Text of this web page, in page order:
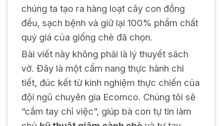
chúng ta tạo ra hàng loạt cây con đồng
đều, sạch bệnh và giữ lại 100% phẩm chất
quý giá của giống chè đã chọn.
Bài viết này không phải là lý thuyết sách
vở. Đây là một cẩm nang thực hành chi
tiết, đúc kết từ kinh nghiệm thực chiến của
đội ngũ chuyên gia Ecomco. Chúng tôi sẽ
“cầm tay chỉ việc”, giúp bà con tự tin làm